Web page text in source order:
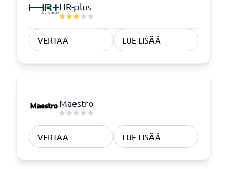
HR-plus
VERTAA LUE LISÄÄ
Maestro
VERTAA LUE LISÄÄ